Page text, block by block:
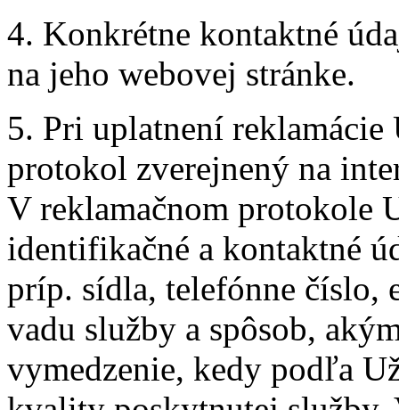
4. Konkrétne kontaktné
na jeho webovej stránke.
5. Pri uplatnení
protokol zverejnený na
V reklamačnom protokole
identifikačné a kontaktné
príp. sídla, telefónne číslo,
vadu služby a spôsob,
vymedzenie, kedy podľa